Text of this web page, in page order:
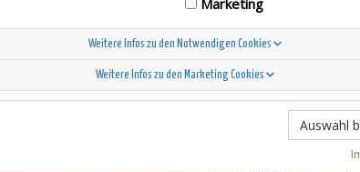
Scandinavian Sunshine
Weitere Infos zu den Notwendigen Cookies
Weitere Infos zu den Marketing Cookies
Auswahl